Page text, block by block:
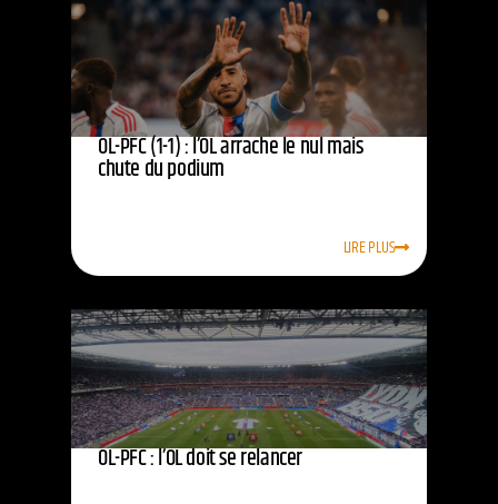
OL-PFC (1-1) : l’OL arrache le nul mais
chute du podium
LIRE PLUS
OL-PFC : l’OL doit se relancer